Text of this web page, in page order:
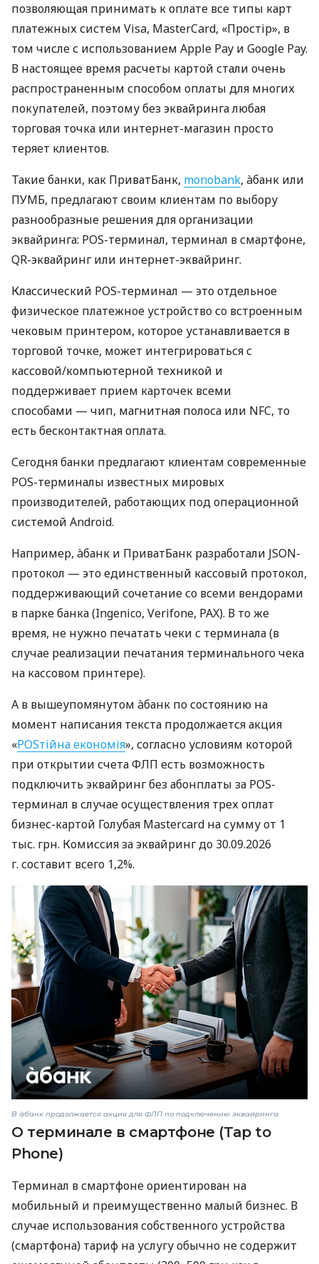
позволяющая принимать к оплате все типы карт
платежных систем Visa, MasterCard, «Простір», в
том числе с использованием Apple Pay и Google Pay.
В настоящее время расчеты картой стали очень
распространенным способом оплаты для многих
покупателей, поэтому без эквайринга любая
торговая точка или интернет-магазин просто
теряет клиентов.
Такие банки, как ПриватБанк, monobank, àбанк или
ПУМБ, предлагают своим клиентам по выбору
разнообразные решения для организации
эквайринга: POS-терминал, терминал в смартфоне,
QR-эквайринг или интернет-эквайринг.
Классический POS-терминал — это отдельное
физическое платежное устройство со встроенным
чековым принтером, которое устанавливается в
торговой точке, может интегрироваться с
кассовой/компьютерной техникой и
поддерживает прием карточек всеми
способами — чип, магнитная полоса или NFC, то
есть бесконтактная оплата.
Сегодня банки предлагают клиентам современные
POS-терминалы известных мировых
производителей, работающих под операционной
системой Android.
Например, àбанк и ПриватБанк разработали JSON-
протокол — это единственный кассовый протокол,
поддерживающий сочетание со всеми вендорами
в парке банка (Ingenico, Verifone, PAX). В то же
время, не нужно печатать чеки с терминала (в
случае реализации печатания терминального чека
на кассовом принтере).
А в вышеупомянутом àбанк по состоянию на
момент написания текста продолжается акция
«POSтійна економія», согласно условиям которой
при открытии счета ФЛП есть возможность
подключить эквайринг без абонплаты за POS-
терминал в случае осуществления трех оплат
бизнес-картой Голубая Mastercard на сумму от 1
тыс. грн. Комиссия за эквайринг до 30.09.2026
г. составит всего 1,2%.
В àбанк продолжается акция для ФЛП по подключению эквайринга
О терминале в смартфоне (Tap to
Phone)
Терминал в смартфоне ориентирован на
мобильный и преимущественно малый бизнес. В
случае использования собственного устройства
(смартфона) тариф на услугу обычно не содержит